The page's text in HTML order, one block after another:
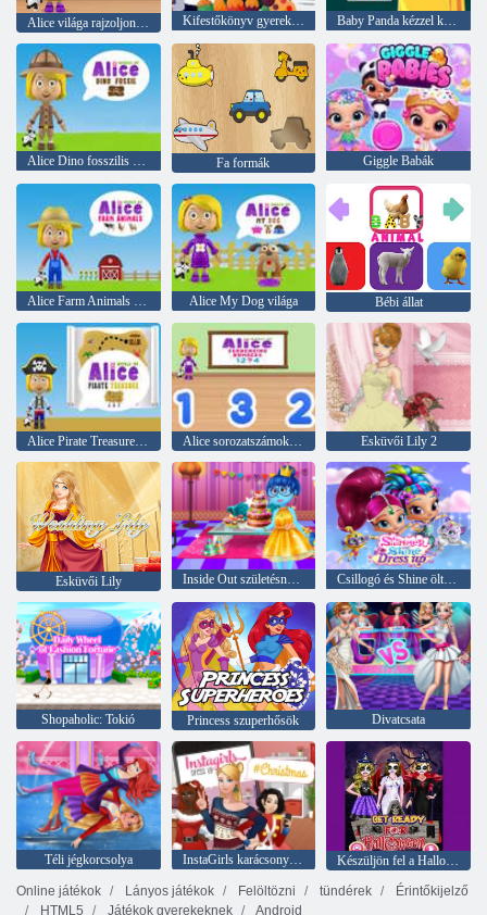
Kifestőkönyv gyerekeknek Vip Baby Panda kézzel készített kézműves
Alice Dino fosszilis világa Fa formák Giggle Babák
Alice Farm Animals világa Alice My Dog világa Bébi állat
Alice Pirate Treasure világa Alice sorozatszámok világa Esküvői Lily 2
Esküvői Lily Inside Out születésnapi parti Csillogó és Shine öltöztetős
Shopaholic: Tokió Princess szuperhősök Divatcsata
Téli jégkorcsolya InstaGirls karácsonyi öltöztetős
Készüljön fel a Halloweenra
Online játékok
Lányos játékok Felöltözni tündérek
Érintőkijelző
HTML5
Játékok gyerekeknek Android